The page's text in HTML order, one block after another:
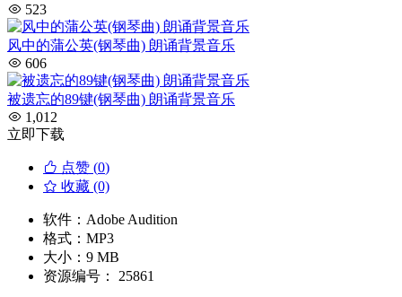
523
风中的蒲公英(钢琴曲) 朗诵背景音乐
606
被遗忘的89键(钢琴曲) 朗诵背景音乐
1,012
立即下载
点赞 (0)
收藏 (0)
软件： Adobe Audition
格式： MP3
大小： 9 MB
资源编号： 25861